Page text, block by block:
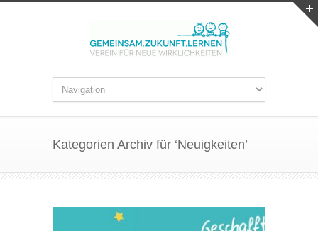
Kategorien Archiv für ‘Neuigkeiten’